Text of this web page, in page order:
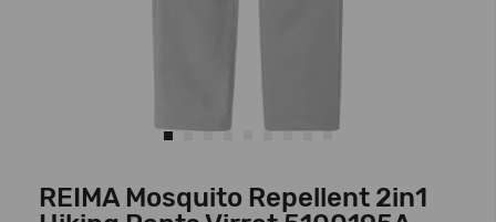
REIMA Mosquito Repellent 2in1